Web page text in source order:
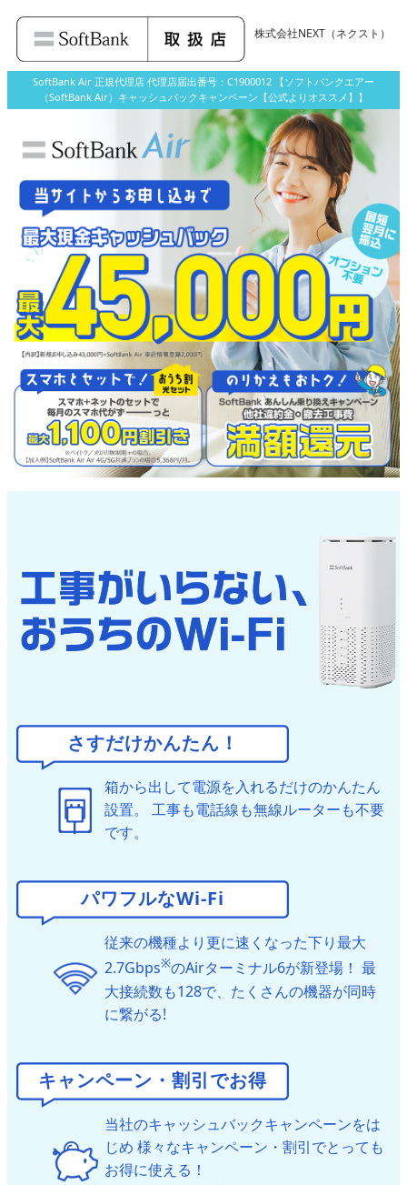
株式会社NEXT （ネクスト）
SoftBank Air 正規代理店 代理店届出番号：C1900012 【ソフトバンクエアー
（SoftBank Air）キャッシュバックキャンペーン【公式よりオススメ】】
さすだけかんたん！
箱から出して電源を入れるだけのかんたん
設置。
工事も電話線も無線ルーターも不要
です。
パワフルなWi-Fi
従来の機種より更に速くなった下り最大
2.7Gbps※のAirターミナル6が新登場！ 最
大接続数も128で、たくさんの機器が同時
に繋がる!
キャンペーン・割引でお得
当社のキャッシュバックキャンペーンをは
じめ 様々なキャンペーン・割引でとっても
お得に使える！